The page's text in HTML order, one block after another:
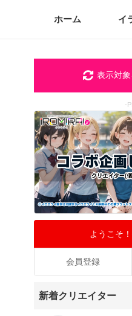
ホーム イ
表示対
-
ようこそ！
会員登録
新着クリエイター